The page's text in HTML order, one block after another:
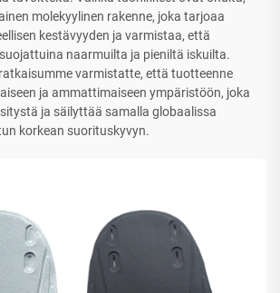
molekyylinen rakenne, joka tarjoaa
kestävyyden ja varmistaa, että
naarmuilta ja pieniltä iskuilta.
varmistatte, että tuotteenne
ja ammattimaiseen ympäristöön, joka
ja säilyttää samalla globaalissa
korkean suorituskyvyn.